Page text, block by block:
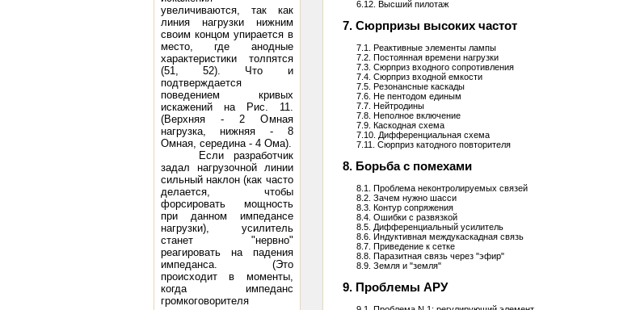
увеличиваются, так как
линия нагрузки нижним
своим концом упирается в
место, где анодные
характеристики толпятся
(51, 52). Что и
подтверждается
поведением кривых
искажений на Рис. 11.
(Верхняя - 2 Омная
нагрузка, нижняя - 8
Омная, середина - 4 Ома).
Если разработчик
задал нагрузочной линии
сильный наклон (как часто
делается, чтобы
форсировать мощность
при данном импедансе
нагрузки), усилитель
станет "нервно"
реагировать на падения
импеданса. (Это
происходит в моменты,
когда импеданс
громкоговорителя
6.12. Высший пилотаж
7. Сюрпризы высоких частот
7.1. Реактивные элементы лампы
7.2. Постоянная времени нагрузки
7.3. Сюрприз входного сопротивления
7.4. Сюрприз входной емкости
7.5. Резонансные каскады
7.6. Не пентодом единым
7.7. Нейтродины
7.8. Неполное включение
7.9. Каскодная схема
7.10. Дифференциальная схема
7.11. Сюрприз катодного повторителя
8. Борьба с помехами
8.1. Проблема неконтролируемых связей
8.2. Зачем нужно шасси
8.3. Контур сопряжения
8.4. Ошибки с развязкой
8.5. Дифференциальный усилитель
8.6. Индуктивная междукаскадная связь
8.7. Приведение к сетке
8.8. Паразитная связь через "эфир"
8.9. Земля и "земля"
9. Проблемы АРУ